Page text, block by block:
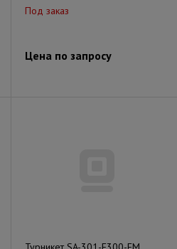
Под заказ
Цена по запросу